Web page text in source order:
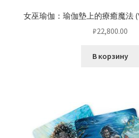
女巫瑜伽：瑜伽墊上的療癒魔法
₽22,800.00
В корзину